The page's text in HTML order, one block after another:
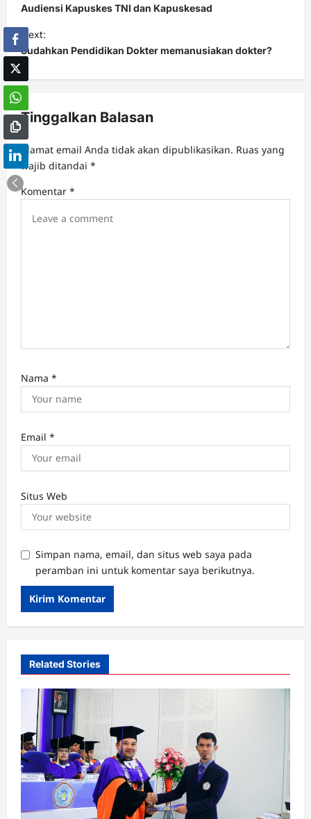
s
t
n
a
v
i
g
a
t
i
Audiensi Kapuskes TNI dan Kapuskesad
Next:
Sudahkan Pendidikan Dokter memanusiakan dokter?
Tinggalkan Balasan
Alamat email Anda tidak akan dipublikasikan. Ruas yang
wajib ditandai *
Komentar *
Nama *
Email *
Situs Web
Simpan nama, email, dan situs web saya pada
peramban ini untuk komentar saya berikutnya.
Related Stories